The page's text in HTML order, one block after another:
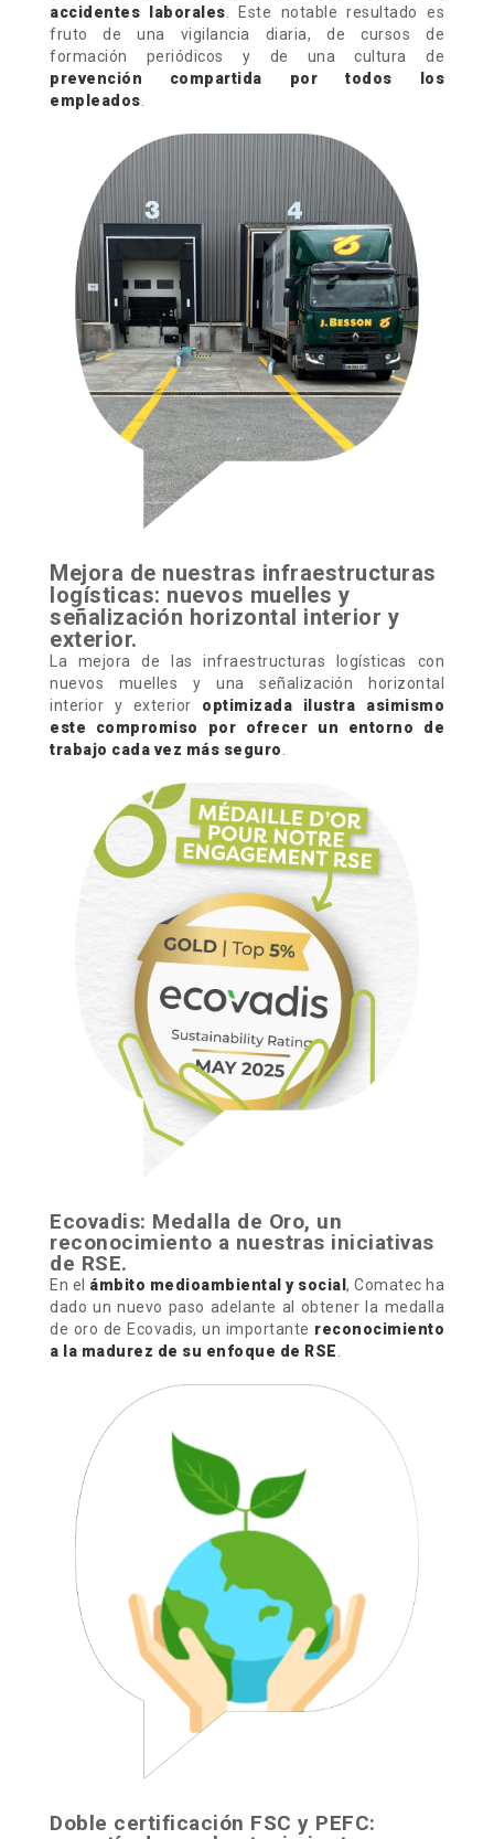
accidentes laborales . Este notable resultado es
fruto de una vigilancia diaria, de cursos de
formación periódicos y de una cultura de
prevención compartida por todos los
empleados
Mejora de nuestras infraestructuras
logísticas: nuevos muelles y
señalización horizontal interior y
exterior.
La mejora de las infraestructuras logísticas con
nuevos muelles y una señalización horizontal
interior y exterior optimizada ilustra asimismo
este compromiso por ofrecer un entorno de
trabajo cada vez más seguro
Ecovadis: Medalla de Oro, un
reconocimiento a nuestras iniciativas
de RSE.
En el ámbito medioambiental y social , Comatec ha
dado un nuevo paso adelante al obtener la medalla
de oro de Ecovadis, un importante reconocimiento
a la madurez de su enfoque de RSE
Doble certificación FSC y PEFC: